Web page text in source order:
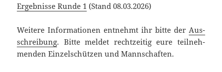
Ergeb­nis­se Run­de 1 (Stand 08.03.2026)
Wei­te­re Infor­ma­tio­nen ent­nehmt ihr bit­te der Aus­
schrei­bung. Bit­te mel­det recht­zei­tig eure teil­neh­
men­den Ein­zel­schüt­zen und Mannschaften.